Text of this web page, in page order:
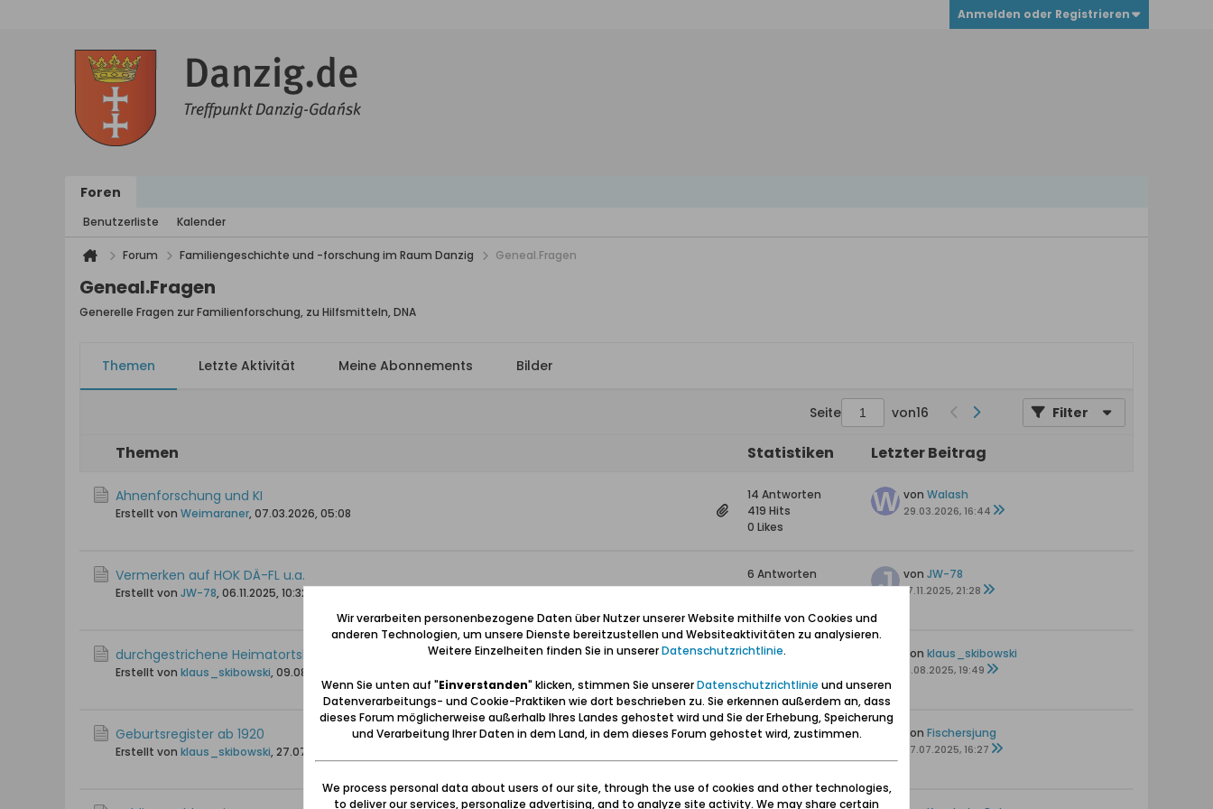
Anmelden oder Registrieren
Foren
Benutzerliste Kalender
Forum Familiengeschichte und -forschung im Raum Danzig Geneal.Fragen
Geneal.Fragen
Generelle Fragen zur Familienforschung, zu Hilfsmitteln, DNA
Themen Letzte Aktivität Meine Abonnements Bilder
Seite von16 Filter
Themen Statistiken Letzter Beitrag
Ahnenforschung und KI
Erstellt von Weimaraner, 07.03.2026, 05:08
14 Antworten
419 Hits
0 Likes
von Walash
29.03.2026, 16:44
Vermerken auf HOK DÄ-FL u.a.
Erstellt von JW-78, 06.11.2025, 10:32
6 Antworten
2.160 Hits
von JW-78
17.11.2025, 21:28
durchgestrichene Heimatortskarteiblätter
Erstellt von klaus_skibowski, 09.08.2025, 17:41
6 Antworten
0 Likes
von klaus_skibowski
11.08.2025, 19:49
Geburtsregister ab 1920
Erstellt von klaus_skibowski, 27.07.2025, 14:28
3 Antworten
0 Likes
von Fischersjung
27.07.2025, 16:27
Wir verarbeiten personenbezogene Daten über Nutzer unserer Website mithilfe von Cookies und
anderen Technologien, um unsere Dienste bereitzustellen und Websiteaktivitäten zu analysieren.
Weitere Einzelheiten finden Sie in unsererDatenschutzrichtlinie.
Wenn Sie unten auf "Einverstanden" klicken, stimmen Sie unsererDatenschutzrichtlinie und unseren
Datenverarbeitungs- und Cookie-Praktiken wie dort beschrieben zu. Sie erkennen außerdem an, dass
dieses Forum möglicherweise außerhalb Ihres Landes gehostet wird und Sie der Erhebung, Speicherung
und Verarbeitung Ihrer Daten in dem Land, in dem dieses Forum gehostet wird, zustimmen.
We process personal data about users of our site, through the use of cookies and other technologies,
to deliver our services, personalize advertising, and to analyze site activity. We may share certain